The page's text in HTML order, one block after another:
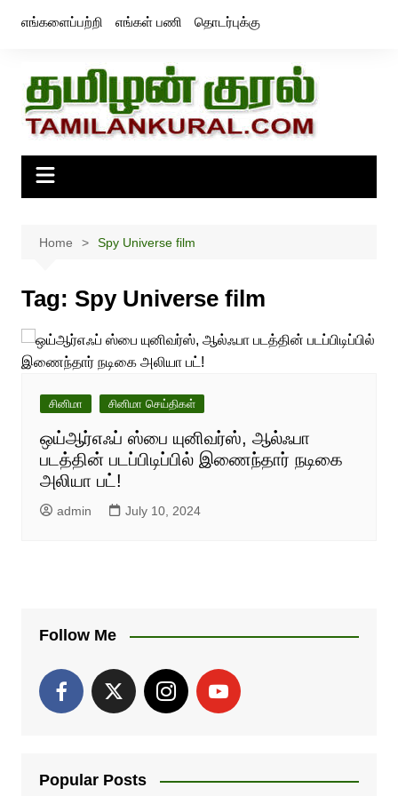
எங்களைப்பற்றி எங்கள் பணி தொடர்புக்கு
Home Spy Universe film
Tag: Spy Universe film
சினிமா சினிமா செய்திகள்
ஒய்ஆர்எஃப் ஸ்பை யுனிவர்ஸ், ஆல்ஃபா
படத்தின் படப்பிடிப்பில் இணைந்தார் நடிகை
அலியா பட்!
admin July 10, 2024
Follow Me
Popular Posts